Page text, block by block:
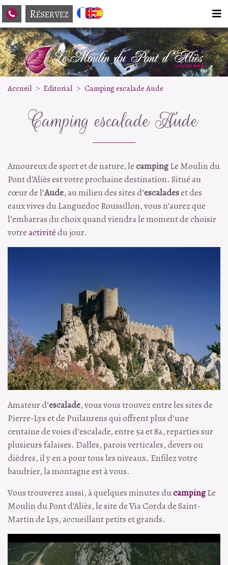
RÉSERVEZ
Accueil Editorial Camping escalade Aude
Camping escalade Aude
Amoureux de sport et de nature, lecampingLe Moulin du
Pont d’Aliès est votre prochaine destination. Situé au
cœur de l’Aude, au milieu des sites d’escaladeset des
eaux vives du Languedoc Roussillon, vous n’aurez que
l’embarras du choix quand viendra le moment de choisir
votreactivitédu jour.
Amateur d’escalade, vous vous trouvez entre les sites de
Pierre-Lys et de Puilaurens qui offrent plus d’une
centaine de voies d’escalade, entre 5a et 8a, reparties sur
plusieurs falaises. Dalles, parois verticales, devers ou
dièdres, il y en a pour tous les niveaux. Enfilez votre
baudrier, la montagne est à vous.
Vous trouverez aussi, à quelques minutes ducampingLe
Moulin du Pont d’Aliès, le site de Via Corda de Saint-
Martin de Lys, accueillant petits et grands.